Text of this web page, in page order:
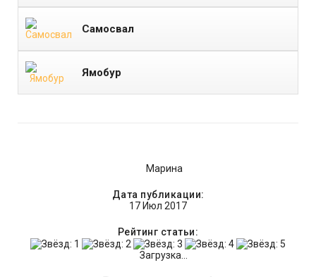
Самосвал
Ямобур
Марина
Дата публикации:
17 Июл 2017
Рейтинг статьи:
Загрузка...